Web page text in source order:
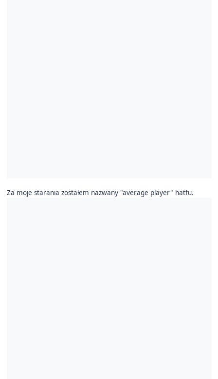
Za moje starania zostałem nazwany "average player" hatfu.